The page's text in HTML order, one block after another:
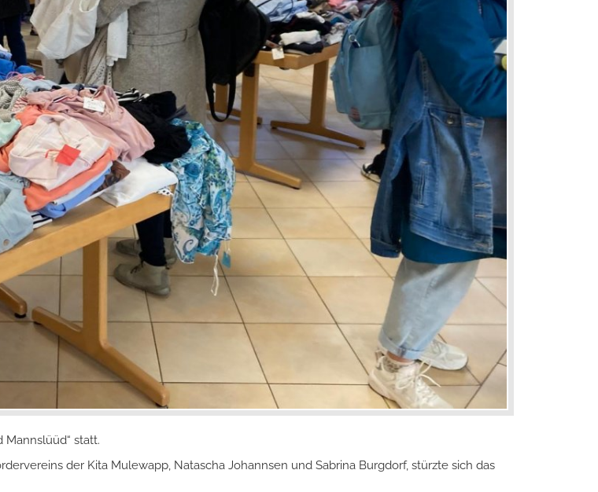
statt.
der Kita Mulewapp, Natascha Johannsen und Sabrina Burgdorf, stürzte sich das